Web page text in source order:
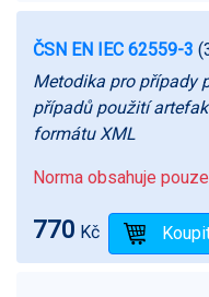
ČSN EN IEC 62559-3
Metodika pro případy
případů použití
formátu XML
Norma obsahuje
770 Kč